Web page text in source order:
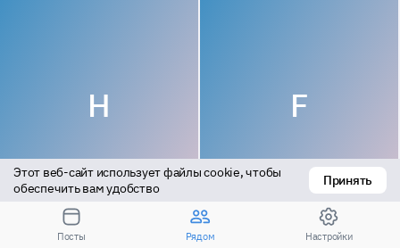
H F
Этот веб-сайт использует файлы cookie, чтобы
обеспечить вам удобство
Принять
Посты Рядом Настройки